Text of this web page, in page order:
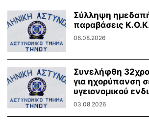
Σύλληψη
παραβάσεις
06.08.2026
Συνελήφθη
για ηχορύπανση
υγειονομικού
03.08.2026